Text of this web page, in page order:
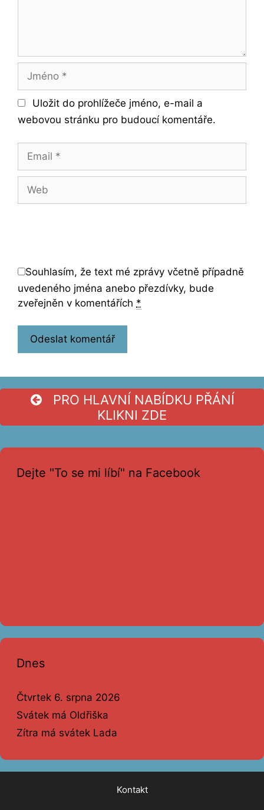
Jméno
Uložit do prohlížeče jméno, e-mail a
webovou stránku pro budoucí komentáře.
Email
Web
Souhlasím, že text mé zprávy včetně případně
uvedeného jména anebo přezdívky, bude
zveřejněn v komentářích *
PRO HLAVNÍ NABÍDKU PŘÁNÍ
KLIKNI ZDE
Dejte "To se mi líbí" na Facebook
Dnes
Čtvrtek 6. srpna 2026
Svátek má Oldřiška
Zítra má svátek Lada
Kontakt